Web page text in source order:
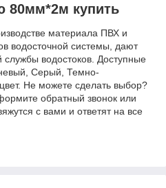
80мм*2м купить
материала ПВХ и
водосточной системы, дают
водостоков. Доступные
Серый, Темно-
Не можете сделать выбор?
обратный звонок или
с вами и ответят на все